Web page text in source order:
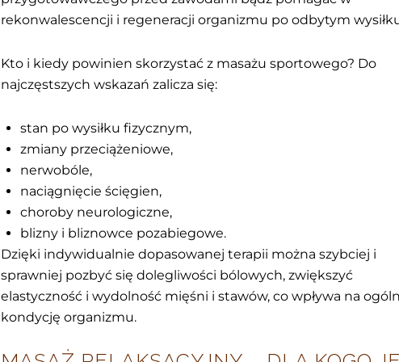
rekonwalescencji i regeneracji organizmu po odbytym
Kto i kiedy powinien skorzystać z masażu sportowego? Do
najczęstszych wskazań zalicza się:
stan po wysiłku fizycznym,
zmiany przeciążeniowe,
nerwobóle,
naciągnięcie ścięgien,
choroby neurologiczne,
blizny i bliznowce pozabiegowe.
Dzięki indywidualnie dopasowanej terapii można szybciej i
sprawniej pozbyć się dolegliwości bólowych, zwiększyć
elastyczność i wydolność mięśni i stawów, co wpływa na
kondycję organizmu.